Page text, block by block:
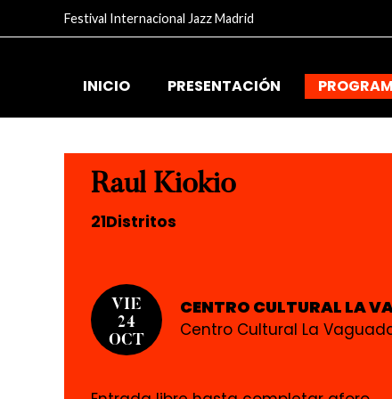
Festival Internacional Jazz Madrid
INICIO PRESENTACIÓN
Raul Kiokio
21Distritos
VIE
24
OCT
CENTRO CULTURAL LA
Centro Cultural La